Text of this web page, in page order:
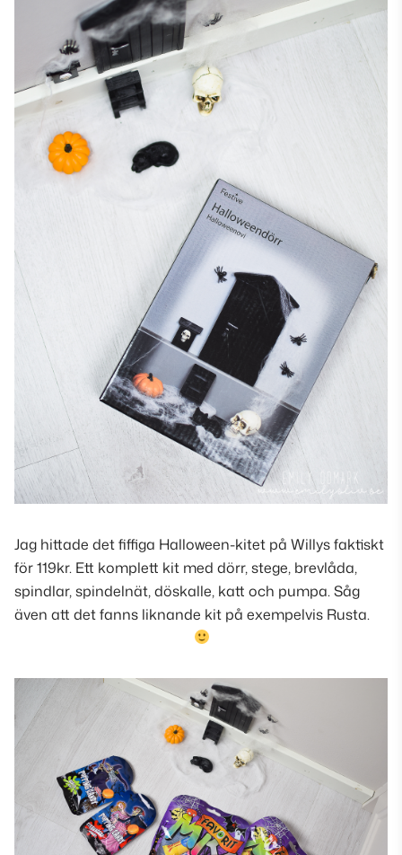
Jag hittade det fiffiga Halloween-kitet på Willys faktiskt
för 119kr. Ett komplett kit med dörr, stege, brevlåda,
spindlar, spindelnät, döskalle, katt och pumpa. Såg
även att det fanns liknande kit på exempelvis Rusta.